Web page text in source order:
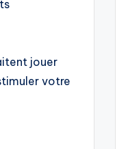
jouer
votre